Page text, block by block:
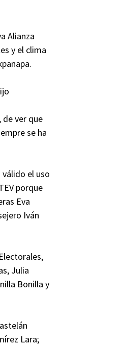
Alianza
y el clima
ver que
se ha
válido el uso
porque
Eva
Iván
Julia
Bonilla y
Lara;